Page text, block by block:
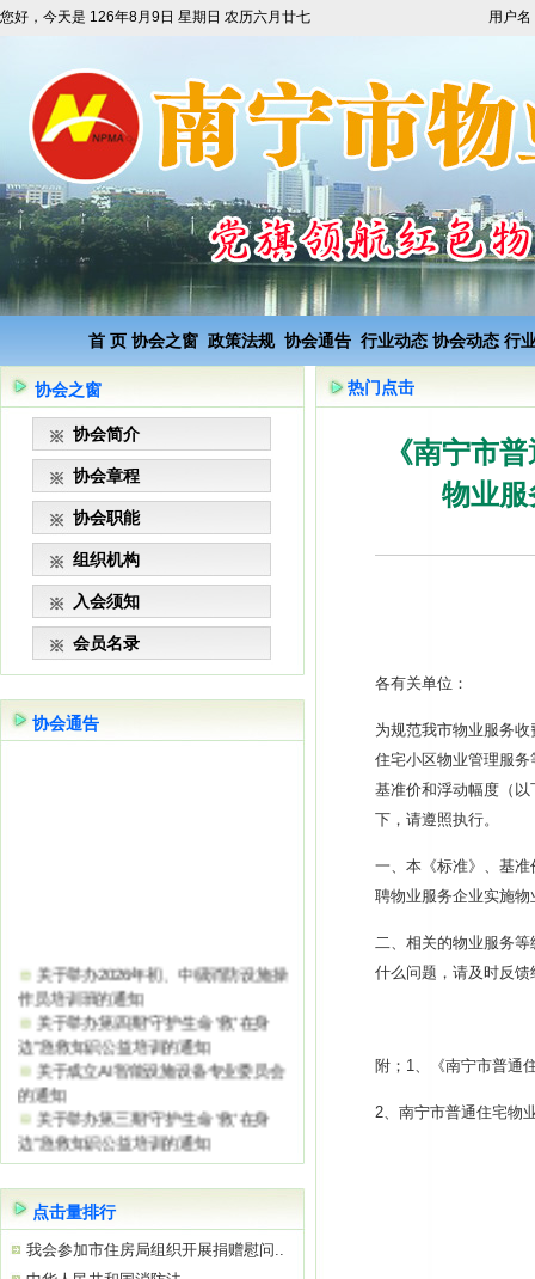
您好，今天是 126年8月9日 星期日 农历六月廿七 用户名
首 页 协会之窗 政策法规 协会通告 行业动态 协会动态 行
协会之窗
协会简介
协会章程
协会职能
组织机构
入会须知
会员名录
协会通告
作员培训班的通知
关于举办第四期“守护生命 ‘救’在身
边”急救知识公益培训的通知
关于成立AI智能设施设备专业委员会
的通知
关于举办第三期“守护生命 ‘救’在身
边”急救知识公益培训的通知
关于参观“南宁市物业服务质量提升学
习基地”——南宁绿地璞悦公馆的通知
关于举办2026年初、中级消防设施操
作员
关于参观“南宁市物业服务质量提升学
习基地”——南宁中国太平金融大厦的通
点击量排行
我会参加市住房局组织开展捐赠慰问..
热门点击
《南宁市
物业服
各有关单位：
为规范我市物业服务
住宅小区物业管理服
基准价和浮动幅度（
下，请遵照执行。
一、本《标准》、基准
聘物业服务企业实施
二、相关的物业服务
什么问题，请及时反馈
附； 1、《南宁市普通
2、南宁市普通住宅物